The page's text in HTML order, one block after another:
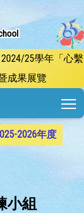
2024/25學年「心繫
成果展覽
2026年度
小組